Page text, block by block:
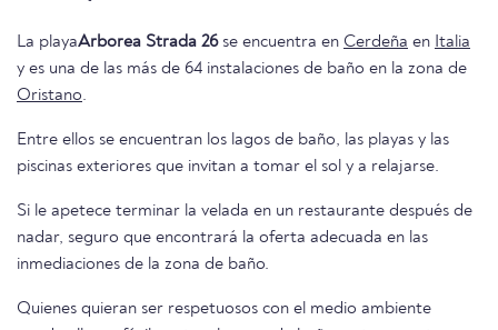
La playaArborea Strada 26se encuentra en Cerdeña en Italia
y es una de las más de 64 instalaciones de baño en la zona de
Oristano.
Entre ellos se encuentran los lagos de baño, las playas y las
piscinas exteriores que invitan a tomar el sol y a relajarse.
Si le apetece terminar la velada en un restaurante después de
nadar, seguro que encontrará la oferta adecuada en las
inmediaciones de la zona de baño.
Quienes quieran ser respetuosos con el medio ambiente